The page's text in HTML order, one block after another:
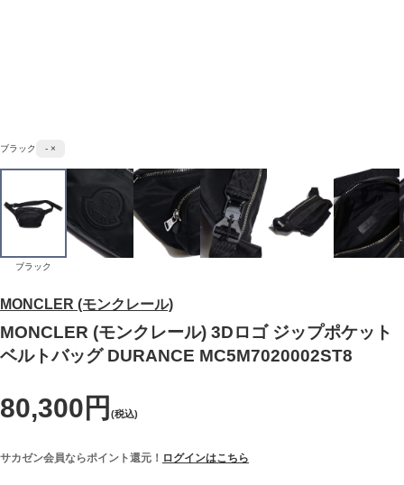
MONCLER (モンクレール)
MONCLER (モンクレール) 3Dロゴ ジップポケット
ベルトバッグ DURANCE MC5M7020002ST8
80,300円 (税込)
サカゼン会員ならポイント還元！ ログインはこちら
ブラック - ×
ブラック